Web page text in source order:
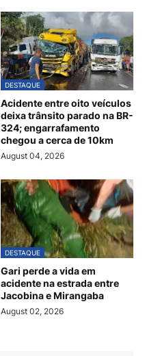
DESTAQUE
Acidente entre oito veículos
deixa trânsito parado na BR-
324; engarrafamento
chegou a cerca de 10km
August 04, 2026
DESTAQUE
Gari perde a vida em
acidente na estrada entre
Jacobina e Mirangaba
August 02, 2026